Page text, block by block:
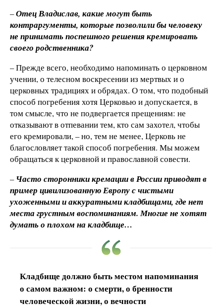
–Отец Владислав, какие могут быть
контраргументы, которые позволили бы человеку
не принимать поспешного решения кремировать
своего родственника?
– Прежде всего, необходимо напоминать о церковном
учении, о телесном воскресении из мертвых и о
церковных традициях и обрядах. О том, что подобный
способ погребения хотя Церковью и допускается, в
том смысле, что не подвергается прещениям: не
отказывают в отпевании тем, кто сам захотел, чтобы
его кремировали, – но, тем не менее, Церковь не
благословляет такой способ погребения. Мы можем
обращаться к церковной и православной совести.
–Часто сторонники кремации в России приводят в
пример цивилизованную Европу с чистыми
ухоженными и аккуратными кладбищами, где нет
места грустным воспоминаниям. Многие не хотят
думать о плохом на кладбище…
Кладбище должно быть местом напоминания
о самом важном: о смерти, о бренности
человеческой жизни, о вечности